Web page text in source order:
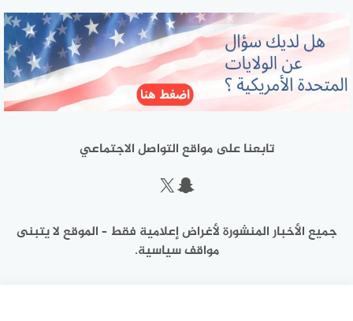
تابعنا على مواقع التواصل الاجتماعي
سناب شات
إكس
جميع الأخبار المنشورة لأغراض إعلامية فقط – الموقع لا يتبنى
مواقف سياسية.